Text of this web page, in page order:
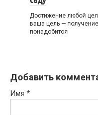
Достижение любой
ваша цель —
понадобится
Добавить
Имя *